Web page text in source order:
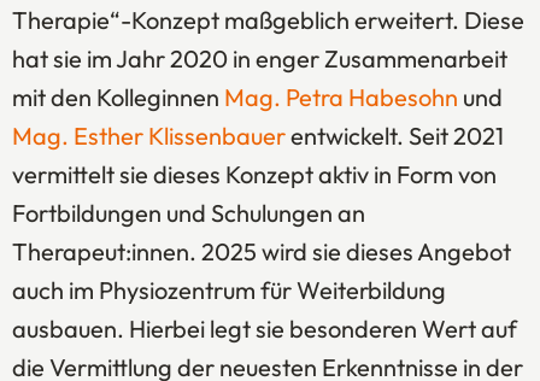
Therapie“-Konzept maßgeblich erweitert. Diese
hat sie im Jahr 2020 in enger Zusammenarbeit
mit den Kolleginnen Mag. Petra Habesohn und
Mag. Esther Klissenbauerentwickelt. Seit 2021
vermittelt sie dieses Konzept aktiv in Form von
Fortbildungen und Schulungen an
Therapeut:innen. 2025 wird sie dieses Angebot
auch im Physiozentrum für Weiterbildung
ausbauen. Hierbei legt sie besonderen Wert auf
die Vermittlung der neuesten Erkenntnisse in der